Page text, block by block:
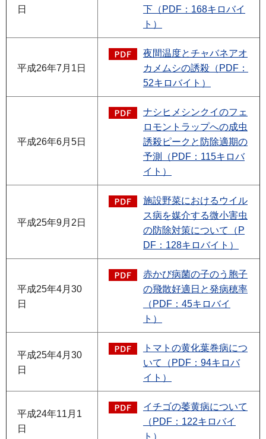
日
下（PDF：168キロバイ
ト）
平成26年7月1日
夜間温度とチャバネアオ
カメムシの誘殺（PDF：
52キロバイト）
平成26年6月5日
ナシヒメシンクイのフェ
ロモントラップへの成虫
誘殺ピークと防除適期の
予測（PDF：115キロバ
イト）
平成25年9月2日
施設野菜におけるウイル
ス病を媒介する微小害虫
の防除対策について（P
DF：128キロバイト）
平成25年4月30
日
赤かび病菌の子のう胞子
の飛散好適日と発病穂率
（PDF：45キロバイ
ト）
平成25年4月30
日
トマトの黄化葉巻病につ
いて（PDF：94キロバ
イト）
平成24年11月1
日
イチゴの萎黄病について
（PDF：122キロバイ
ト）